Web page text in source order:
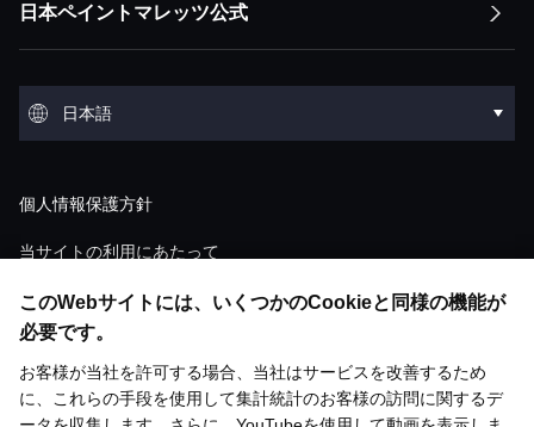
このWebサイトには、いくつかのCookieと同様の機能が
必要です。
お客様が当社を許可する場合、当社はサービスを改善するため
に、これらの手段を使用して集計統計のお客様の訪問に関するデ
トップメッセージ
ESGステートメント ESGマネジメント
マテリアリティ
環境
環境トップ
環境汚染
水
化学物質管理
人権
労働安全衛生
ガバナンストップ
コーポレート・ガバナンスの概要
取締役会について
執行体制
調達
基本方針
リスク評価
ESGライブラリ
ESGライブラリトップ
サステナビリティ取り組み
経営方針トップ
「アセット・アセンブラー」モデルの競争優
財務・M&A戦略
「PERの最大化」に向けた考え方
IRライブラリ
IRライブラリトップ
決算短信
説明会資料・動画
有価証券報告書
統合報告書
株主総会
株主還元
業績・財務・ESGデータトップ
直近の業績・見通し
連結財務諸表
主要業績データ
個人投資家の皆様へ
個人投資家の皆様へトップ
塗料の魅力と市場成長性
会社概要
会社概要トップ
沿革
役員紹介
ショールーム
歴史館
グループ概要
アセット：DuluxGroup（太平洋・欧州）
アセット：Dunn-Edwards（米国）
研究開発
研究開発トップ
技術情報一覧
開発ストーリー
メディア掲載
日本ペイントマレッツ公式
日本語
個人情報保護方針
当サイトの利用にあたって
ウェブアクセシビリティ対応方針
ソーシャルメディアポリシー
お問い合わせ